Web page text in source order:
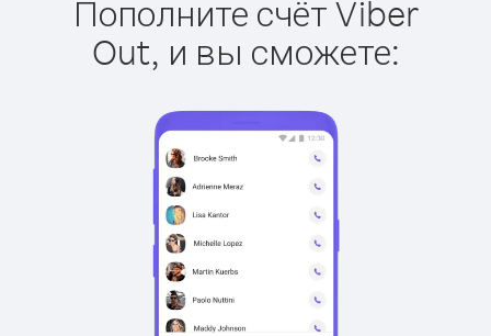
Пополните счёт Viber
Out, и вы сможете: